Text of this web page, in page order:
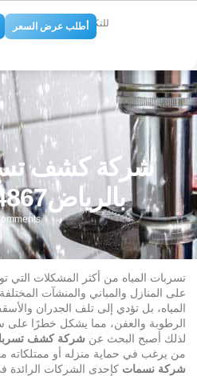
للتكييف والتبريد
أطلب عرض السعر
شركة كشف
بالرياض0509274867
تسربات المياه من أكثر المشكلات التي
على المنازل والمباني والمنشآت
المياه، بل تؤدي إلى تلف الجدران
الرطوبة والعفن، مما يشكل خطرًا على
لذلك أصبح البحث عن شركة كشف
من يرغب في حماية منزله أو ممتلكاته من
شركة نسمات كإحدى الشركات